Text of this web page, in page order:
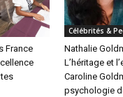
France
Célébrités &
Nathalie
L’héritage et
Caroline
psychologie